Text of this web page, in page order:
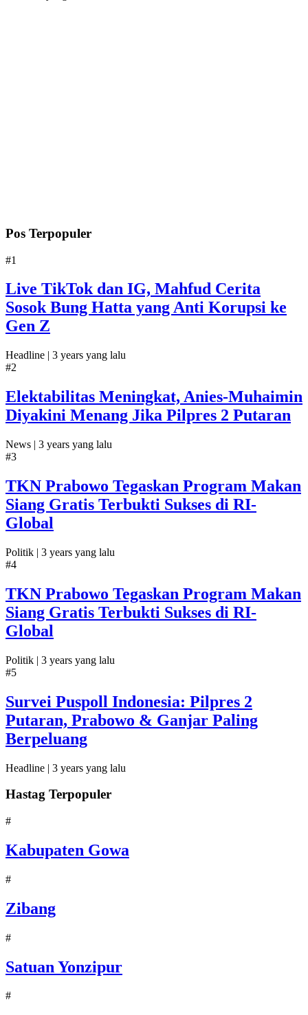
Pos Terpopuler
#1
Live TikTok dan IG, Mahfud Cerita
Sosok Bung Hatta yang Anti Korupsi ke
Gen Z
Headline | 3 years yang lalu
#2
Elektabilitas Meningkat, Anies-Muhaimin
Diyakini Menang Jika Pilpres 2 Putaran
News | 3 years yang lalu
#3
TKN Prabowo Tegaskan Program Makan
Siang Gratis Terbukti Sukses di RI-
Global
Politik | 3 years yang lalu
#4
TKN Prabowo Tegaskan Program Makan
Siang Gratis Terbukti Sukses di RI-
Global
Politik | 3 years yang lalu
#5
Survei Puspoll Indonesia: Pilpres 2
Putaran, Prabowo & Ganjar Paling
Berpeluang
Headline | 3 years yang lalu
Hastag Terpopuler
#
Kabupaten Gowa
#
Zibang
#
Satuan Yonzipur
#